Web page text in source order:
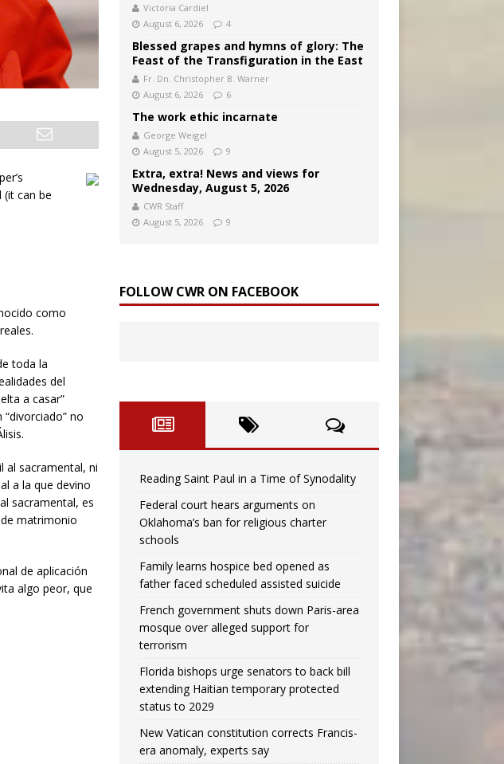
can be
como
toda la
del
a casar”
no
al sacramental, ni
a la que devino
sacramental, es
matrimonio
de aplicación
algo peor, que
Victoria Cardiel
August 6, 2026
4
Blessed grapes and hymns of glory: The
Feast of the Transfiguration in the East
Fr. Dn. Christopher B. Warner
August 6, 2026
6
The work ethic incarnate
George Weigel
August 5, 2026
9
Extra, extra! News and views for
Wednesday, August 5, 2026
CWR Staff
August 5, 2026
9
FOLLOW CWR ON FACEBOOK
Reading Saint Paul in a Time of Synodality
Federal court hears arguments on
Oklahoma’s ban for religious charter
schools
Family learns hospice bed opened as
father faced scheduled assisted suicide
French government shuts down Paris-area
mosque over alleged support for
terrorism
Florida bishops urge senators to back bill
extending Haitian temporary protected
status to 2029
New Vatican constitution corrects Francis-
era anomaly, experts say